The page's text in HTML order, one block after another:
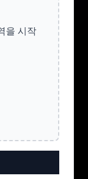
을 시작